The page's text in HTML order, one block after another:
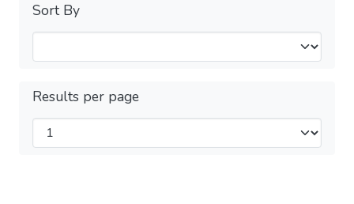
Sort By
Results per page